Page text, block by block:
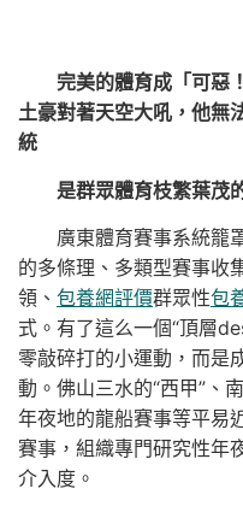
完美的體育成「可惡
土豪對著天空大吼，他無
統
是群眾體育枝繁葉茂
廣東體育賽事系統籠
的多條理、多類型賽事收
領、 包養網評價群眾性包
式。有了這么一個“頂層
零敲碎打的小運動，而是
動。佛山三水的“西甲”、
年夜地的龍船賽事等平易
賽事，組織專門研究性年
介入度。